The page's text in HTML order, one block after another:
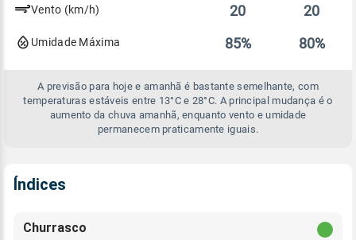
Vento (km/h) 20 20
Umidade Máxima 85% 80%
A previsão para hoje e amanhã é bastante semelhante, com
temperaturas estáveis entre 13°C e 28°C. A principal mudança é o
aumento da chuva amanhã, enquanto vento e umidade
permanecem praticamente iguais.
Índices
Churrasco